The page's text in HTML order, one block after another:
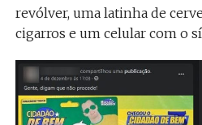
revólver, uma latinha de
cigarros e um celular com o